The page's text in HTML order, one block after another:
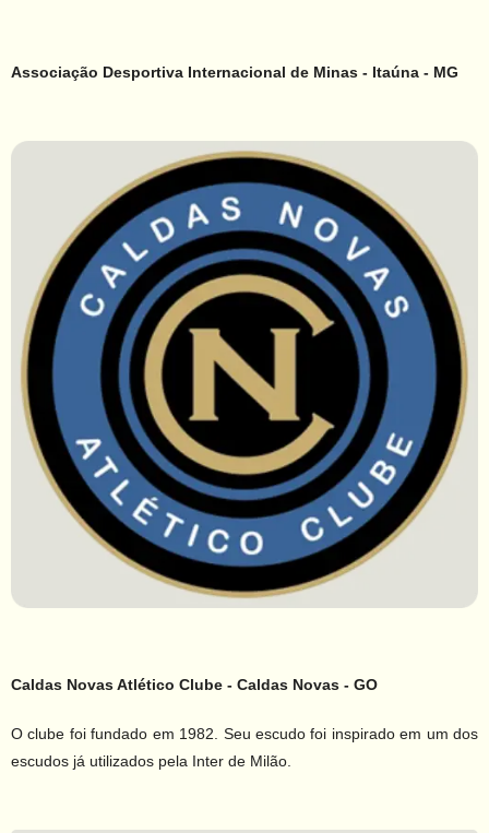
Associação Desportiva Internacional de Minas - Itaúna - MG
Caldas Novas Atlético Clube - Caldas Novas - GO
O clube foi fundado em 1982. Seu escudo foi inspirado em um dos
escudos já utilizados pela Inter de Milão.